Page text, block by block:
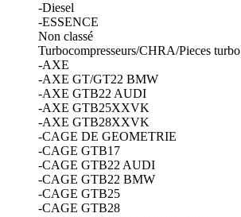
-Diesel
-ESSENCE
Non classé
Turbocompresseurs/CHRA/Pieces turbo
-AXE
-AXE GT/GT22 BMW
-AXE GTB22 AUDI
-AXE GTB25XXVK
-AXE GTB28XXVK
-CAGE DE GEOMETRIE
-CAGE GTB17
-CAGE GTB22 AUDI
-CAGE GTB22 BMW
-CAGE GTB25
-CAGE GTB28